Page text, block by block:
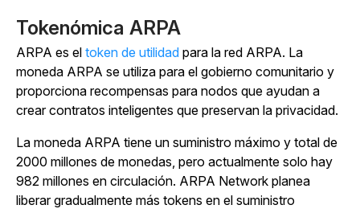
Tokenómica ARPA
ARPA es el token de utilidad para la red ARPA. La
moneda ARPA se utiliza para el gobierno comunitario y
proporciona recompensas para nodos que ayudan a
crear contratos inteligentes que preservan la privacidad.
La moneda ARPA tiene un suministro máximo y total de
2000 millones de monedas, pero actualmente solo hay
982 millones en circulación. ARPA Network planea
liberar gradualmente más tokens en el suministro